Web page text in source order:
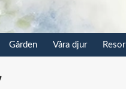
Gården Våra djur Resor